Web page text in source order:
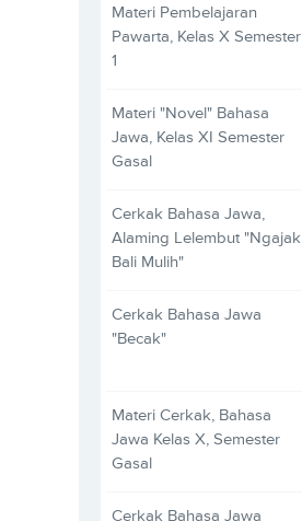
Materi Pembelajaran
Pawarta, Kelas X Semester
1
Materi "Novel" Bahasa
Jawa, Kelas XI Semester
Gasal
Cerkak Bahasa Jawa,
Alaming Lelembut "Ngajak
Bali Mulih"
Cerkak Bahasa Jawa
"Becak"
Materi Cerkak, Bahasa
Jawa Kelas X, Semester
Gasal
Cerkak Bahasa Jawa